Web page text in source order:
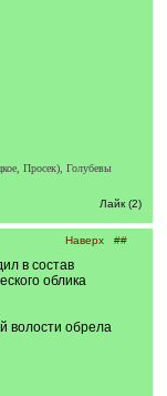
Просек), Голубевы
Лайк (2)
Наверх ##
в состав
облика
волости обрела